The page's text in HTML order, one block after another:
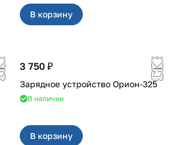
В корзину
3 750 ₽
Зарядное устройство Орион-325
В наличии
В корзину